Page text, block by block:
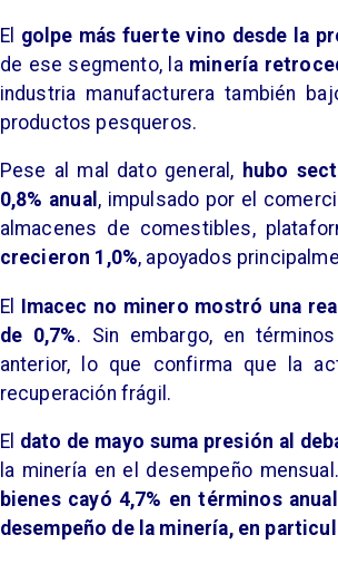
El golpe más fuerte vino desde la
de ese segmento, la minería
industria manufacturera también
productos pesqueros.
Pese al mal dato general, hubo
0,8% anual , impulsado por el
almacenes de comestibles,
crecieron 1,0%, apoyados
El Imacec no minero mostró una
de 0,7%. Sin embargo, en
anterior, lo que confirma que la
recuperación frágil.
El dato de mayo suma presión al
la minería en el desempeño
bienes cayó 4,7% en términos
desempeño de la minería, en